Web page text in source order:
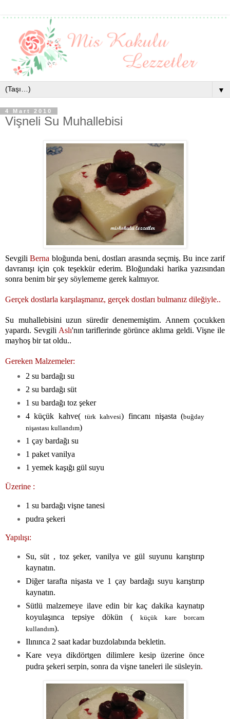
▼
4 Mart 2010
Vişneli Su Muhallebisi
SevgiliBerna bloğunda beni, dostları arasında seçmiş. Bu ince zarif
davranışı için çok teşekkür ederim. Bloğundaki harika yazısından
sonra benim bir şey söylememe gerek kalmıyor.
Gerçek dostlarla karşılaşmanız, gerçek dostları bulmanız dileğiyle..
Su muhallebisini uzun süredir denememiştim. Annem çocukken
yapardı. Sevgili Aslı'nın tariflerinde görünce aklıma geldi. Vişne ile
mayhoş bir tat oldu..
Gereken Malzemeler:
2 su bardağı su
2 su bardağı süt
1 su bardağı toz şeker
4 küçük kahve( türk kahvesi) fincanı nişasta (buğday
nişastası kullandım)
1 çay bardağı su
1 paket vanilya
1 yemek kaşığı gül suyu
Üzerine :
1 su bardağı vişne tanesi
pudra şekeri
Yapılışı:
Su, süt , toz şeker, vanilya ve gül suyunu karıştırıp
kaynatın.
Diğer tarafta nişasta ve 1 çay bardağı suyu karıştırıp
kaynatın.
Sütlü malzemeye ilave edin bir kaç dakika kaynatıp
koyulaşınca tepsiye dökün (küçük kare borcam
kullandım).
Ilınınca 2 saat kadar buzdolabında bekletin.
Kare veya dikdörtgen dilimlere kesip üzerine önce
pudra şekeri serpin, sonra da vişne taneleri ile süsleyin.